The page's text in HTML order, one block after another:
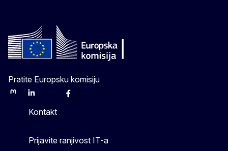
Pratite Europsku komisiju
MastodonLinkedInBlueskyFacebook
Kontakt
Prijavite ranjivost IT-a